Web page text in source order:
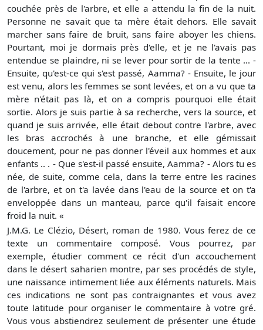
couchée près de l'arbre, et elle a attendu la fin de la nuit.
Personne ne savait que ta mère était dehors. Elle savait
marcher sans faire de bruit, sans faire aboyer les chiens.
Pourtant, moi je dormais près d'elle, et je ne l'avais pas
entendue se plaindre, ni se lever pour sortir de la tente ... -
Ensuite, qu'est-ce qui s'est passé, Aamma? - Ensuite, le jour
est venu, alors les femmes se sont levées, et on a vu que ta
mère n'était pas là, et on a compris pourquoi elle était
sortie. Alors je suis partie à sa recherche, vers la source, et
quand je suis arrivée, elle était debout contre l'arbre, avec
les bras accrochés à une branche, et elle gémissait
doucement, pour ne pas donner l'éveil aux hommes et aux
enfants .. . - Que s'est-il passé ensuite, Aamma? - Alors tu es
née, de suite, comme cela, dans la terre entre les racines
de l'arbre, et on t'a lavée dans l'eau de la source et on t'a
enveloppée dans un manteau, parce qu'il faisait encore
froid la nuit. «
J.M.G. Le Clézio, Désert, roman de 1980. Vous ferez de ce
texte un commentaire composé. Vous pourrez, par
exemple, étudier comment ce récit d'un accouchement
dans le désert saharien montre, par ses procédés de style,
une naissance intimement liée aux éléments naturels. Mais
ces indications ne sont pas contraignantes et vous avez
toute latitude pour organiser le commentaire à votre gré.
Vous vous abstiendrez seulement de présenter une étude